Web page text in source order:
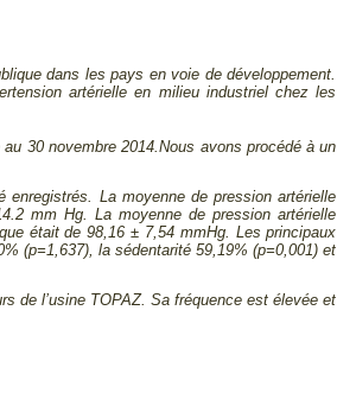
dans les pays en voie de développement.
artérielle en milieu industriel chez les
30 novembre 2014.Nous avons procédé à un
La moyenne de pression artérielle
mm Hg. La moyenne de pression artérielle
était de 98,16 ± 7,54 mmHg. Les principaux
(p=1,637), la sédentarité 59,19% (p=0,001) et
de l’usine TOPAZ. Sa fréquence est élevée et